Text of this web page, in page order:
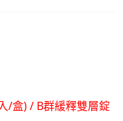
/盒) / B群緩釋雙層錠